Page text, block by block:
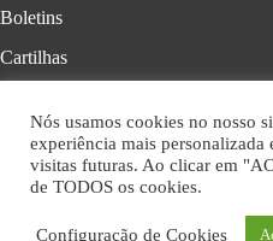
Boletins
Cartilhas
Folhetos
Livros
Nós usamos cookies no nosso
experiência mais personalizada
visitas futuras. Ao clicar em
de TODOS os cookies.
Configuração de Cookies